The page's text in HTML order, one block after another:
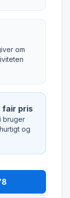
om
fair pris
bruger
og